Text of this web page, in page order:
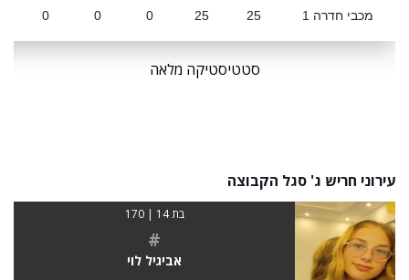
מכבי חדרה 1 25
25
0
0
0
סטטיסטיקה מלאה
עירוני חריש ג' סגל הקבוצה
בת 14 | 170
#
אביגיל לוי